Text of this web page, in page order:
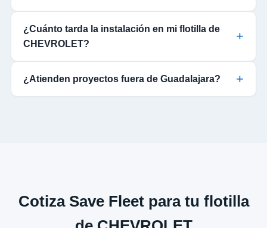
¿Cuánto tarda la instalación en mi flotilla de
CHEVROLET?
¿Atienden proyectos fuera de Guadalajara?
Cotiza Save Fleet para tu flotilla